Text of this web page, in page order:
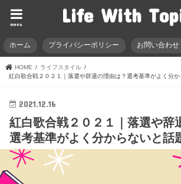
Life With
menu
ホーム プライバシーポリシー お問い合わせ
HOME
ライフスタイル
紅白歌合戦２０２１｜落選や辞退の理由は？選考基準がよく分
2021.12.16
紅白歌合戦２０２１｜落選や辞
選考基準がよく分からないと話